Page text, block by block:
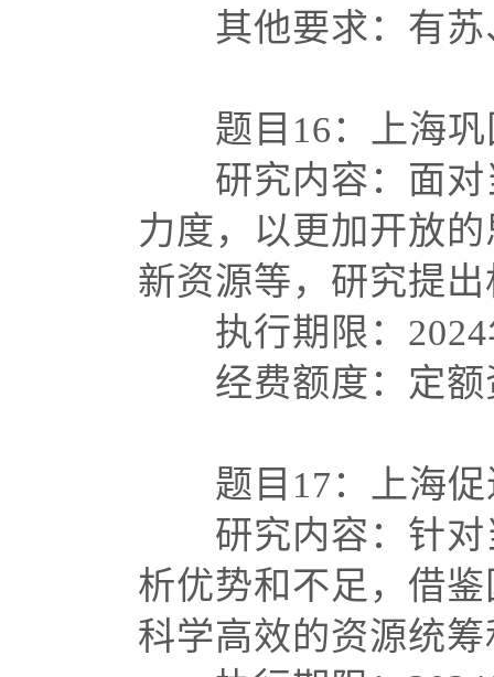
其他要求：有苏
题目 16：上海
研究内容：面对
力度，以更加开放
新资源等，研究提
执行期限：
经费额度：定额
题目 17：上海
研究内容：针对
析优势和不足，借
科学高效的资源统